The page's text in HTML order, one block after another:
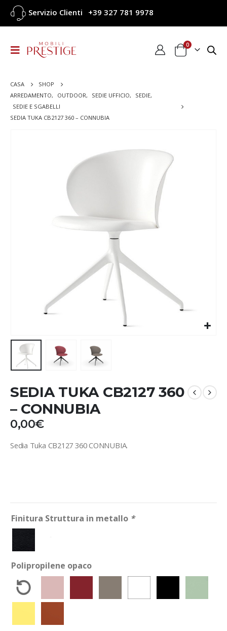
Servizio Clienti +39 327 781 9978
0
CASA
SHOP
ARREDAMENTO, OUTDOOR, SEDIE UFFICIO, SEDIE,
SEDIE E SGABELLI
SEDIA TUKA CB2127 360 – CONNUBIA
SEDIA TUKA CB2127 360
– CONNUBIA
0,00€
Sedia Tuka CB2127 360 CONNUBIA.
Finitura Struttura in metallo *
Polipropilene opaco